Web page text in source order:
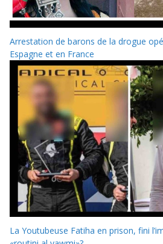
Arrestation de barons de la drogue
Espagne et en France
La Youtubeuse Fatiha en prison, fini